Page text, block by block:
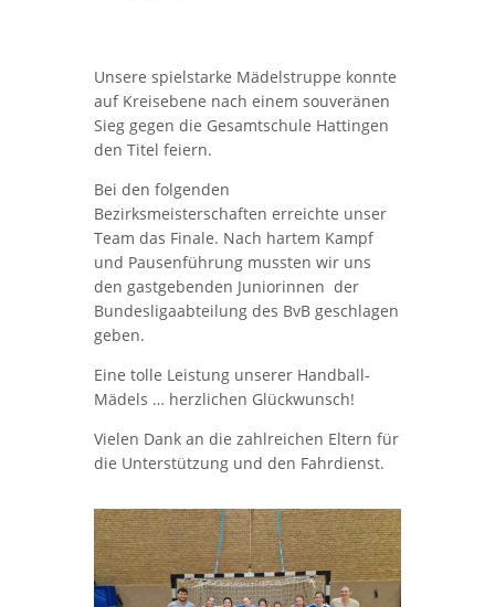
Unsere spielstarke Mädelstruppe konnte
auf Kreisebene nach einem souveränen
Sieg gegen die Gesamtschule Hattingen
den Titel feiern.
Bei den folgenden
Bezirksmeisterschaften erreichte unser
Team das Finale. Nach hartem Kampf
und Pausenführung mussten wir uns
den gastgebenden Juniorinnen der
Bundesligaabteilung des BvB geschlagen
geben.
Eine tolle Leistung unserer Handball-
Mädels … herzlichen Glückwunsch!
Vielen Dank an die zahlreichen Eltern für
die Unterstützung und den Fahrdienst.